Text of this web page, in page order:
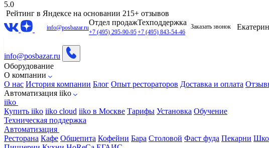
5.0
Рейтинг в Яндексе на основании 215+ отзывов
info@posbazar.ru
Отдел продаж
+7 (495) 295-90-95
Техподдержка
+7 (495) 843-54-46
Заказать звонок
info@posbazar.ru
Оборудование
О компании
О нас История компании Блог Опыт рестораторов Доставка и оплата
Автоматизация iiko
iiko
Купить iiko iiko cloud iiko в Москве Тарифы Установка Обучение
Техническая поддержка
Автоматизация
Ресторана Кафе Общепита Кофейни Бара Столовой Фаст фуда Пекарни